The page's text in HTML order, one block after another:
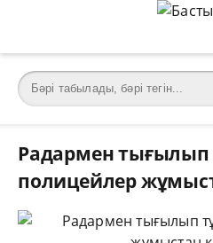
Радармен тығылып
полицейлер